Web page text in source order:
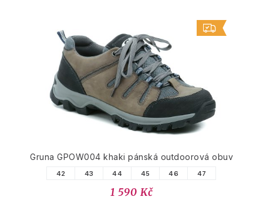
Gruna GPOW004 khaki pánská outdoorová obuv
42 43 44 45 46 47
1 590 Kč